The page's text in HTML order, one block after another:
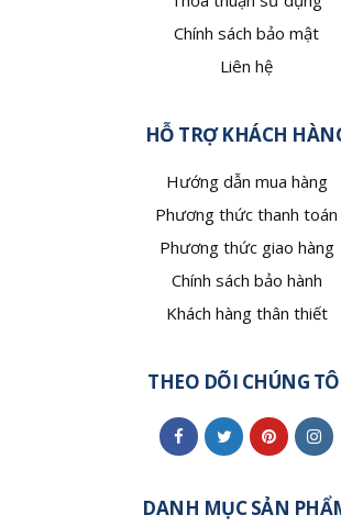
Chính sách bảo mật
Liên hệ
HỖ TRỢ KHÁCH
Hướng dẫn mua hàng
Phương thức thanh toán
Phương thức giao hàng
Chính sách bảo hành
Khách hàng thân thiết
THEO DÕI CHÚNG
DANH MỤC SẢN